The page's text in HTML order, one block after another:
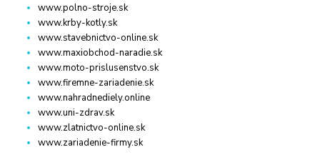
www.polno-stroje.sk
www.krby-kotly.sk
www.stavebnictvo-online.sk
www.maxiobchod-naradie.sk
www.moto-prislusenstvo.sk
www.firemne-zariadenie.sk
www.nahradnediely.online
www.uni-zdrav.sk
www.zlatnictvo-online.sk
www.zariadenie-firmy.sk